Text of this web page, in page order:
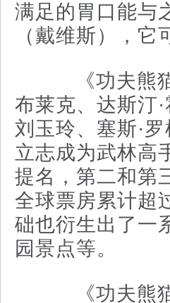
满足的胃口能与
（戴维斯），
《功夫熊猫
布莱克、达斯汀
刘玉玲、塞斯·
立志成为武林高
提名，第二和第
全球票房累计超
础也衍生出了一
园景点等。
《功夫熊猫